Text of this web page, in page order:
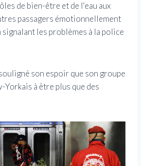
de bien-être et de l'eau aux
passagers émotionnellement
les problèmes à la police
son espoir que son groupe
à être plus que des